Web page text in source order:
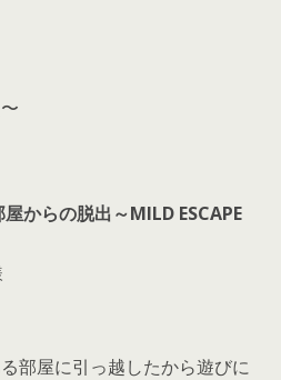
からの脱出～MILD ESCAPE
部屋に引っ越したから遊びに